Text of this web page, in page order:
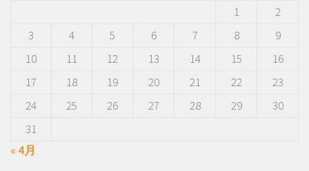
1
2
3
4 5 6 7 8
9
10
11 12 13 14 15
16
17
18 19 20 21 22
23
24
25 26 27 28 29
30
31
« 4月